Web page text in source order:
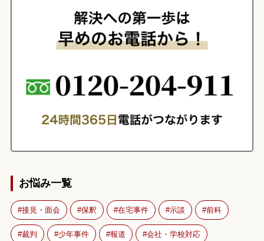
お悩み一覧
接見・面会 保釈 在宅事件 示談 前科
裁判 少年事件 報道 会社・学校対応